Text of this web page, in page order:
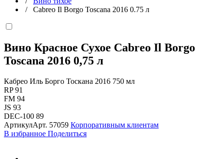
/ Cabreo Il Borgo Toscana 2016 0.75 л
Вино Красное Сухое Cabreo Il Borgo
Toscana 2016 0,75 л
Кабрео Иль Борго Тоскана 2016 750 мл
RP 91
FM 94
JS 93
DEC-100 89
АртикулАрт. 57059 Корпоративным клиентам
В избранное Поделиться